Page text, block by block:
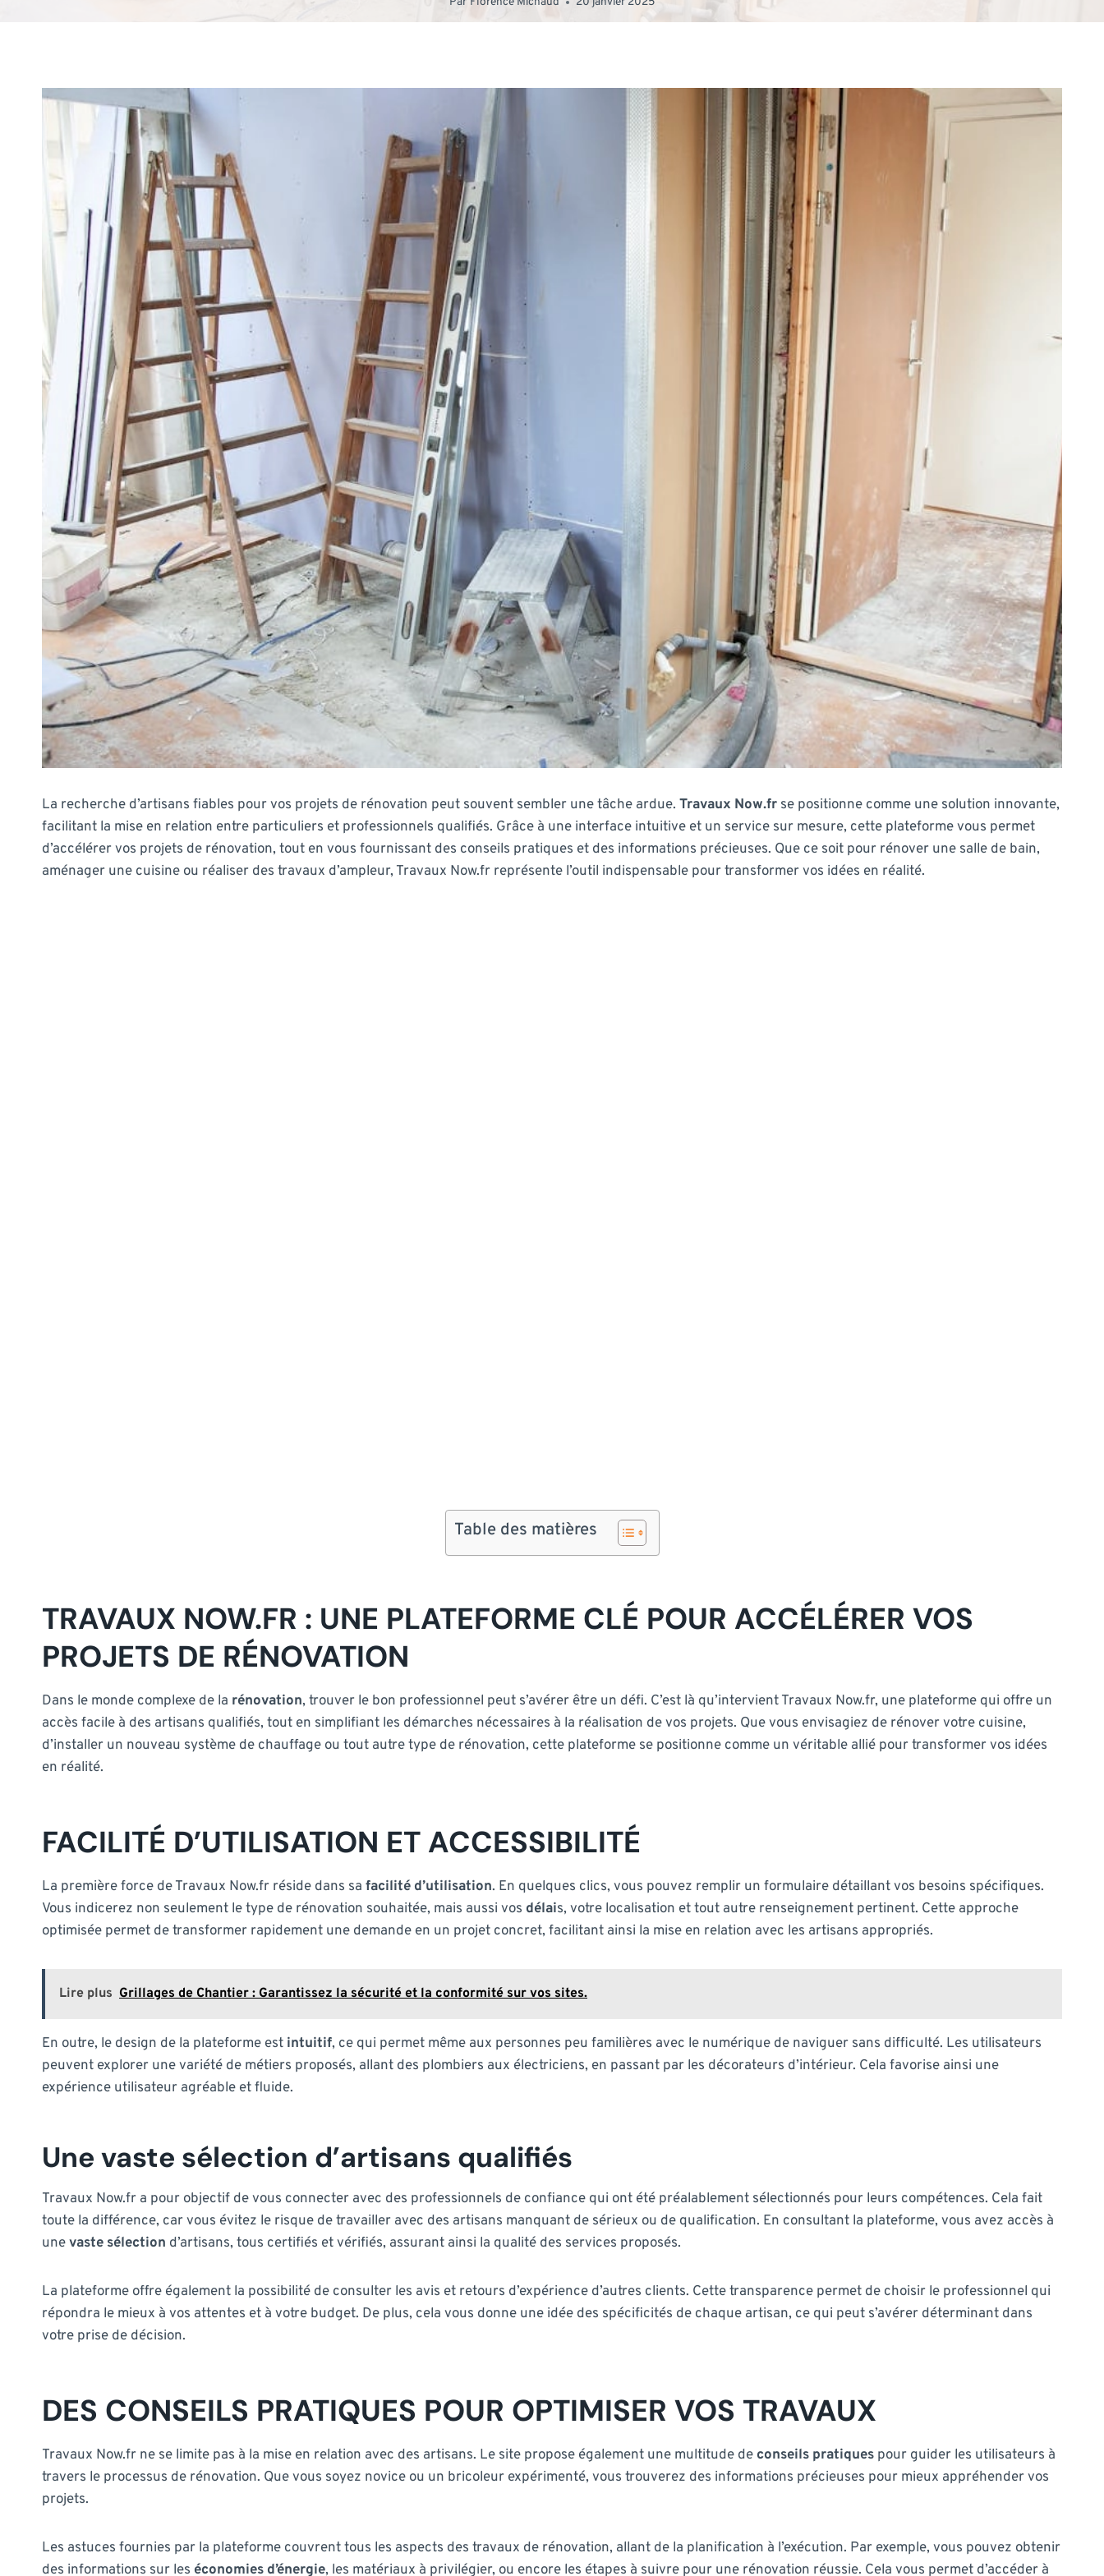
La recherche d’artisans fiables pour vos projets de rénovation peut souvent sembler une tâche ardue. Travaux Now.fr se positionne comme une solution innovante,
facilitant la mise en relation entre particuliers et professionnels qualifiés. Grâce à une interface intuitive et un service sur mesure, cette plateforme vous permet
d’accélérer vos projets de rénovation, tout en vous fournissant des conseils pratiques et des informations précieuses. Que ce soit pour rénover une salle de bain,
aménager une cuisine ou réaliser des travaux d’ampleur, Travaux Now.fr représente l’outil indispensable pour transformer vos idées en réalité.
Table des matières
TRAVAUX NOW.FR : UNE PLATEFORME CLÉ POUR ACCÉLÉRER VOS
PROJETS DE RÉNOVATION
Dans le monde complexe de la rénovation, trouver le bon professionnel peut s’avérer être un défi. C’est là qu’intervient Travaux Now.fr, une plateforme qui offre un
accès facile à des artisans qualifiés, tout en simplifiant les démarches nécessaires à la réalisation de vos projets. Que vous envisagiez de rénover votre cuisine,
d’installer un nouveau système de chauffage ou tout autre type de rénovation, cette plateforme se positionne comme un véritable allié pour transformer vos idées
en réalité.
FACILITÉ D’UTILISATION ET ACCESSIBILITÉ
La première force de Travaux Now.fr réside dans sa facilité d’utilisation. En quelques clics, vous pouvez remplir un formulaire détaillant vos besoins spécifiques.
Vous indicerez non seulement le type de rénovation souhaitée, mais aussi vos délais, votre localisation et tout autre renseignement pertinent. Cette approche
optimisée permet de transformer rapidement une demande en un projet concret, facilitant ainsi la mise en relation avec les artisans appropriés.
Lire plus Grillages de Chantier : Garantissez la sécurité et la conformité sur vos sites.
En outre, le design de la plateforme est intuitif, ce qui permet même aux personnes peu familières avec le numérique de naviguer sans difficulté. Les utilisateurs
peuvent explorer une variété de métiers proposés, allant des plombiers aux électriciens, en passant par les décorateurs d’intérieur. Cela favorise ainsi une
expérience utilisateur agréable et fluide.
Une vaste sélection d’artisans qualifiés
Travaux Now.fr a pour objectif de vous connecter avec des professionnels de confiance qui ont été préalablement sélectionnés pour leurs compétences. Cela fait
toute la différence, car vous évitez le risque de travailler avec des artisans manquant de sérieux ou de qualification. En consultant la plateforme, vous avez accès à
unevaste sélection d’artisans, tous certifiés et vérifiés, assurant ainsi la qualité des services proposés.
La plateforme offre également la possibilité de consulter les avis et retours d’expérience d’autres clients. Cette transparence permet de choisir le professionnel qui
répondra le mieux à vos attentes et à votre budget. De plus, cela vous donne une idée des spécificités de chaque artisan, ce qui peut s’avérer déterminant dans
votre prise de décision.
DES CONSEILS PRATIQUES POUR OPTIMISER VOS TRAVAUX
Travaux Now.fr ne se limite pas à la mise en relation avec des artisans. Le site propose également une multitude de conseils pratiques pour guider les utilisateurs à
travers le processus de rénovation. Que vous soyez novice ou un bricoleur expérimenté, vous trouverez des informations précieuses pour mieux appréhender vos
projets.
Les astuces fournies par la plateforme couvrent tous les aspects des travaux de rénovation, allant de la planification à l’exécution. Par exemple, vous pouvez obtenir
des informations sur les économies d’énergie, les matériaux à privilégier, ou encore les étapes à suivre pour une rénovation réussie. Cela vous permet d’accéder à